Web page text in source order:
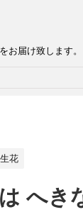
お届け致します。
花
へき